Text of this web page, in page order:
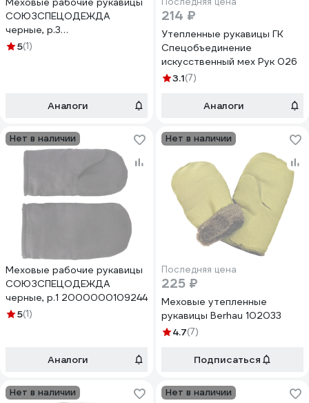
СОЮЗСПЕЦОДЕЖДА
черные, р.3
2000000109268
5(1)
Аналоги
214 ₽
Утепленные рукавицы ГК
Спецобъединение
искусственный мех Рук 026
3.1(7)
Аналоги
Нет в наличии
Меховые рабочие рукавицы
СОЮЗСПЕЦОДЕЖДА
черные, р.1 2000000109244
5(1)
Аналоги
Нет в наличии
Последняя цена
225 ₽
Меховые утепленные
рукавицы Berhau 102033
4.7(7)
Подписаться
Нет в наличии Нет в наличии